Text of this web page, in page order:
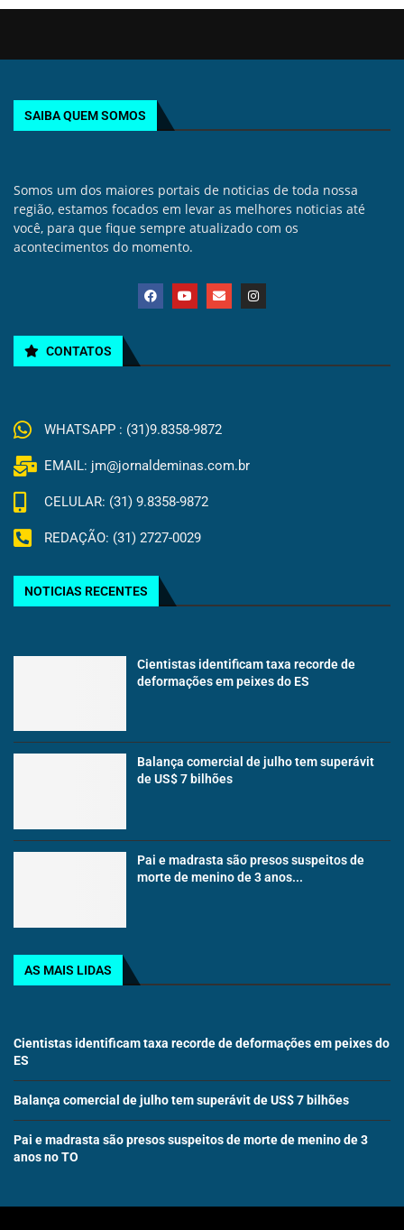
SAIBA QUEM SOMOS
Somos um dos maiores portais de noticias de toda nossa
região, estamos focados em levar as melhores noticias até
você, para que fique sempre atualizado com os
acontecimentos do momento.
CONTATOS
WHATSAPP : (31)9.8358-9872
EMAIL: jm@jornaldeminas.com.br
CELULAR: (31) 9.8358-9872
REDAÇÃO: (31) 2727-0029
NOTICIAS RECENTES
Cientistas identificam taxa recorde de
deformações em peixes do ES
Balança comercial de julho tem superávit
de US$ 7 bilhões
Pai e madrasta são presos suspeitos de
morte de menino de 3 anos...
AS MAIS LIDAS
Cientistas identificam taxa recorde de deformações em peixes do
ES
Balança comercial de julho tem superávit de US$ 7 bilhões
Pai e madrasta são presos suspeitos de morte de menino de 3
anos no TO